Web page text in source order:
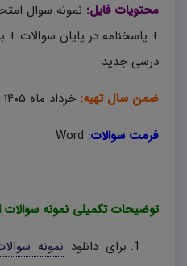
محتویات فایل: نمونه سوال
+ پاسخنامه در پایان سوالات
درسی جدید
ضمن سال تهیه: خرداد ماه ۱۴۰۵
فرمت سوالات:
توضیحات تکمیلی نمونه سوالات
برای دانلود نمونه